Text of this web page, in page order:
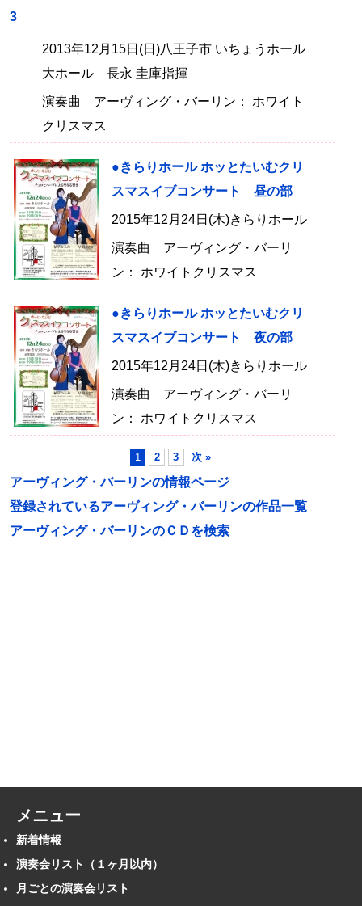
3
2013年12月15日(日)八王子市 いちょうホール
大ホール 長永 圭庫指揮
演奏曲 アーヴィング・バーリン： ホワイト
クリスマス
●きらりホール ホッとたいむクリ
スマスイブコンサート 昼の部
2015年12月24日(木)きらりホール
演奏曲 アーヴィング・バーリ
ン： ホワイトクリスマス
●きらりホール ホッとたいむクリ
スマスイブコンサート 夜の部
2015年12月24日(木)きらりホール
演奏曲 アーヴィング・バーリ
ン： ホワイトクリスマス
1 2 3 次 »
アーヴィング・バーリンの情報ページ
登録されているアーヴィング・バーリンの作品一覧
アーヴィング・バーリンのＣＤを検索
メニュー
新着情報
演奏会リスト（１ヶ月以内）
月ごとの演奏会リスト